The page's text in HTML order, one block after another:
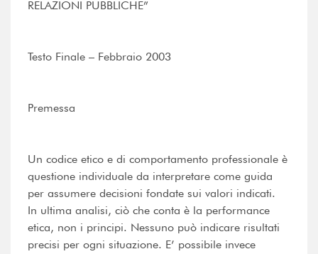
RELAZIONI PUBBLICHE”
Testo Finale – Febbraio 2003
Premessa
Un codice etico e di comportamento professionale è
questione individuale da interpretare come guida
per assumere decisioni fondate sui valori indicati.
In ultima analisi, ciò che conta è la performance
etica, non i principi. Nessuno può indicare risultati
precisi per ogni situazione. E’ possibile invece